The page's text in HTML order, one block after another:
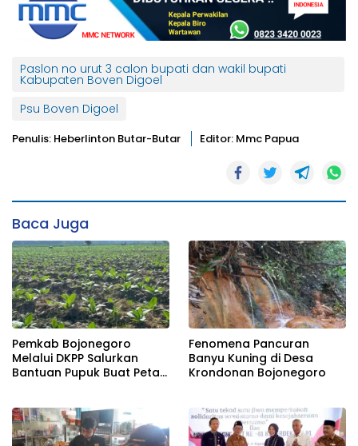
Paslon no urut 3 calon bupati dan wakil bupati
Kabupaten Boven Digoel
Psu Boven Digoel
Penulis: Heberlinton Butar-Butar Editor: Mmc Papua
Baca Juga
Pemkab Bojonegoro
Melalui DKPP Salurkan
Bantuan Pupuk Buat Petani
Fenomena Pancuran
Banyu Kuning di Desa
Krondonan Bojonegoro